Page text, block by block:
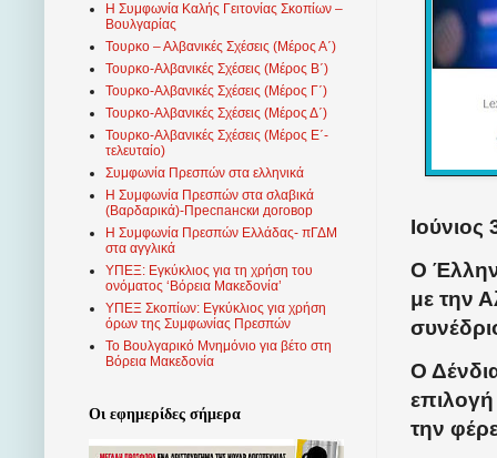
Ο
με την
Ο
την
Η Συμφωνία Καλής Γειτονίας Σκοπίων –
Βουλγαρίας
Τουρκο – Αλβανικές Σχέσεις (Mέρος Α΄)
Τουρκο-Αλβανικές Σχέσεις (Μέρος Β΄)
Τουρκο-Αλβανικές Σχέσεις (Μέρος Γ΄)
Τουρκο-Αλβανικές Σχέσεις (Μέρος Δ΄)
Τουρκο-Αλβανικές Σχέσεις (Μέρος Ε΄-
τελευταίο)
Συμφωνία Πρεσπών στα ελληνικά
Η Συμφωνία Πρεσπών στα σλαβικά
(Βαρδαρικά)-Преспански договор
Η Συμφωνία Πρεσπών Ελλάδας- πΓΔΜ
στα αγγλικά
ΥΠΕΞ: Εγκύκλιος για τη χρήση του
ονόματος ‘Βόρεια Μακεδονία’
ΥΠΕΞ Σκοπίων: Εγκύκλιος για χρήση
όρων της Συμφωνίας Πρεσπών
Το Βουλγαρικό Μνημόνιο για βέτο στη
Βόρεια Μακεδονία
Οι εφημερίδες σήμερα